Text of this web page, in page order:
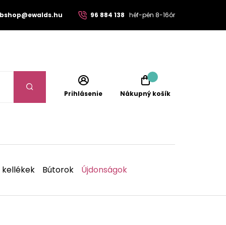
96 884 138 héf-pén 8-16ór
Prihlásenie Nákupný košík
kellékek Bútorok Újdonságok